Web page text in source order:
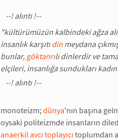
"kültürümüzün kalbindeki ağza
insanlık karşıtıdin meydana
bunlar, göktanrılı dinlerdir ve
elçileri, insanlığa sundukları
monoteizm;dünya'nın başına
oysaki politeizmde insanların
anaerkilavcı toplayıcı toplumdan